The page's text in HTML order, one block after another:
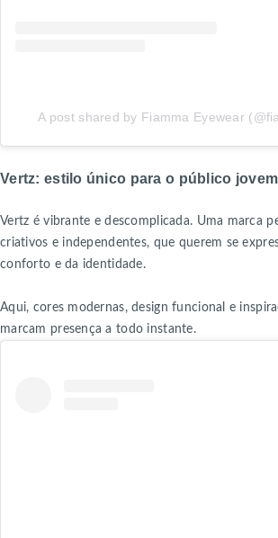
A post shared by Fiamma Eyewear
Vertz: estilo único para o público jovem
Vertz é vibrante e descomplicada. Uma marca
criativos e independentes, que querem se
conforto e da identidade.
Aqui, cores modernas, design funcional e
marcam presença a todo instante.